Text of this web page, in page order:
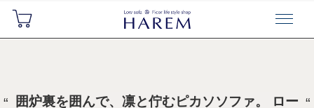
囲炉裏を囲んで、凛と佇むピカソソファ。 ロー